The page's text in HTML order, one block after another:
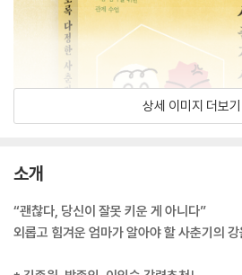
상세 이미지 더보기
소개
“괜찮다, 당신이 잘못 키운 게 아니다”
외롭고 힘겨운 엄마가 알아야 할 사춘기의